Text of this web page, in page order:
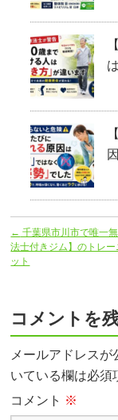
← 千葉県市川市で唯一
法士付きジム】のトレー
ット
コメントを
メールアドレスが
いている欄は必須
コメント ※